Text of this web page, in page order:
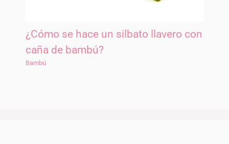
¿Cómo se hace un silbato llavero con
caña de bambú?
Bambú